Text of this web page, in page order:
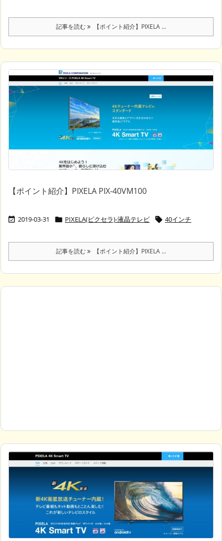
記事を読む 【ポイント紹介】PIXELA ...
【ポイント紹介】PIXELA PIX-40VM100
 2019-03-31  PIXELA(ピクセラ)-液晶テレビ  40インチ
記事を読む 【ポイント紹介】PIXELA ...